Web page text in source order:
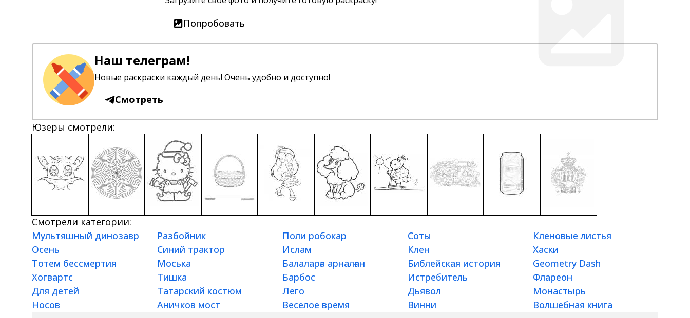
Попробовать
Наш телеграм!
Новые раскраски каждый день! Очень удобно и доступно!
Смотреть
Юзеры смотрели:
Смотрели категории:
Мультяшный динозавр
Разбойник Поли робокар Соты
Кленовые листья
Осень
Синий трактор Ислам Клен
Хаски
Тотем бессмертия
Моська Балаларға арналған Библейская история
Geometry Dash
Хогвартс
Тишка Барбос Истребитель
Флареон
Для детей
Татарский костюм Лего Дьявол
Монастырь
Носов
Аничков мост Веселое время Винни
Волшебная книга